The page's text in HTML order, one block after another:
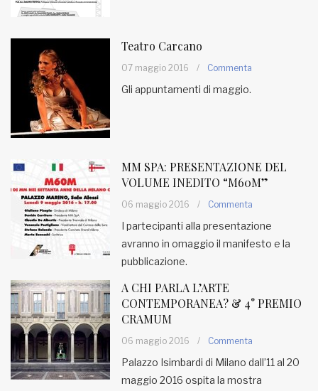
Teatro Carcano
07 maggio 2016 / Commenta
Gli appuntamenti di maggio.
MM SPA: PRESENTAZIONE DEL
VOLUME INEDITO “M60M”
06 maggio 2016 / Commenta
I partecipanti alla presentazione
avranno in omaggio il manifesto e la
pubblicazione.
A CHI PARLA L’ARTE
CONTEMPORANEA? & 4° PREMIO
CRAMUM
06 maggio 2016 / Commenta
Palazzo Isimbardi di Milano dall’11 al 20
maggio 2016 ospita la mostra